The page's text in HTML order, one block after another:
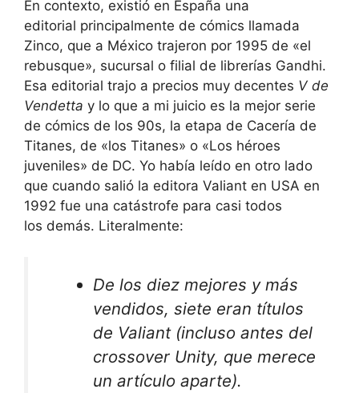
En contexto, existió en España una
editorial principalmente de cómics llamada
Zinco, que a México trajeron por 1995 de «el
rebusque», sucursal o filial de librerías Gandhi.
Esa editorial trajo a precios muy decentes V de
Vendetta y lo que a mi juicio es la mejor serie
de cómics de los 90s, la etapa de Cacería de
Titanes, de «los Titanes» o «Los héroes
juveniles» de DC. Yo había leído en otro lado
que cuando salió la editora Valiant en USA en
1992 fue una catástrofe para casi todos
los demás. Literalmente:
De los diez mejores y más
vendidos, siete eran títulos
de Valiant (incluso antes del
crossover Unity, que merece
un artículo aparte).